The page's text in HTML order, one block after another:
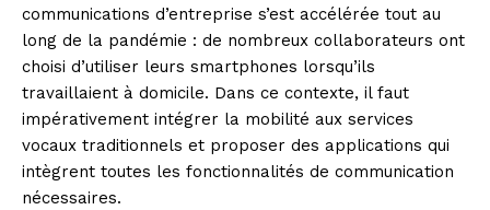
communications d’entreprise s’est accélérée tout au
long de la pandémie : de nombreux collaborateurs ont
choisi d’utiliser leurs smartphones lorsqu’ils
travaillaient à domicile. Dans ce contexte, il faut
impérativement intégrer la mobilité aux services
vocaux traditionnels et proposer des applications qui
intègrent toutes les fonctionnalités de communication
nécessaires.